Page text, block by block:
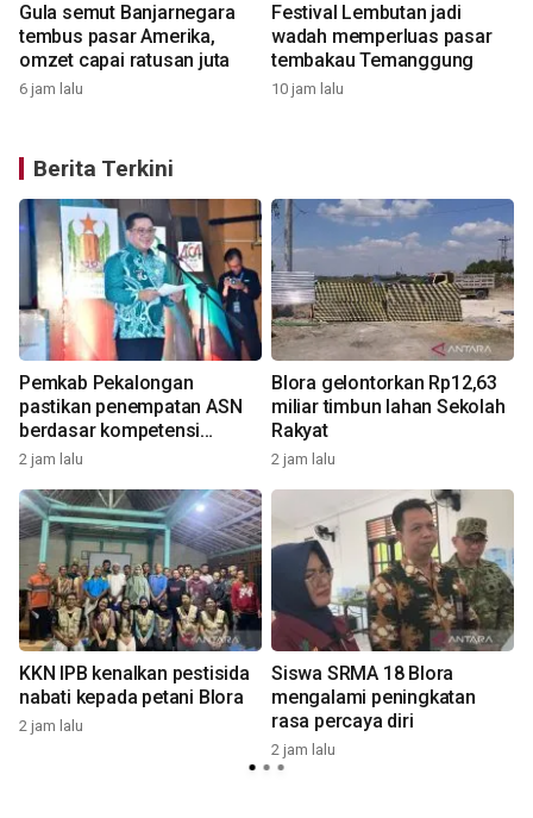
Gula semut Banjarnegara
tembus pasar Amerika,
omzet capai ratusan juta
6 jam lalu
Festival Lembutan jadi
wadah memperluas pasar
tembakau Temanggung
10 jam lalu
Berita Terkini
Pemkab Pekalongan
pastikan penempatan ASN
berdasar kompetensi
pasca-OTT
2 jam lalu
Blora gelontorkan Rp12,63
miliar timbun lahan Sekolah
Rakyat
2 jam lalu
KKN IPB kenalkan pestisida
nabati kepada petani Blora
2 jam lalu
Siswa SRMA 18 Blora
mengalami peningkatan
rasa percaya diri
2 jam lalu